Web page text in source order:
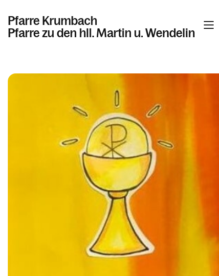
Pfarre Krumbach
Pfarre zu den hll. Martin u. Wendelin
Personen